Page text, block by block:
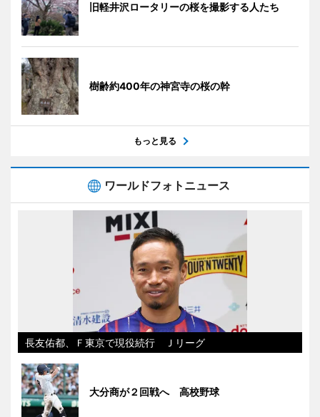
旧軽井沢ロータリーの桜を撮影する人たち
樹齢約400年の神宮寺の桜の幹
もっと見る
ワールドフォトニュース
長友佑都、Ｆ東京で現役続行 Ｊリーグ
大分商が２回戦へ 高校野球